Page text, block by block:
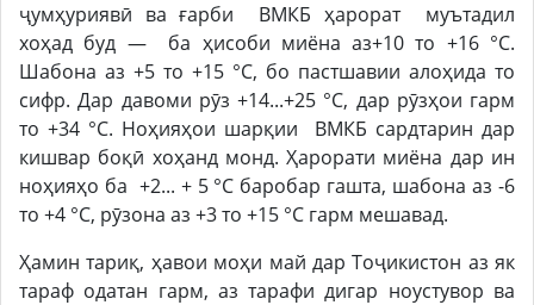
ҷумҳуриявӣ ва ғарби ВМКБ ҳарорат муътадил
хоҳад буд — ба ҳисоби миёна аз+10 то +16 °C.
Шабона аз +5 то +15 °C, бо пастшавии алоҳида то
сифр. Дар давоми рӯз +14...+25 °C, дар рӯзҳои гарм
то +34 °C. Ноҳияҳои шарқии ВМКБ сардтарин дар
кишвар боқӣ хоҳанд монд. Ҳарорати миёна дар ин
ноҳияҳо ба +2... + 5 °C баробар гашта, шабона аз -6
то +4 °C, рӯзона аз +3 то +15 °C гарм мешавад.
Ҳамин тариқ, ҳавои моҳи май дар Тоҷикистон аз як
тараф одатан гарм, аз тарафи дигар ноустувор ва